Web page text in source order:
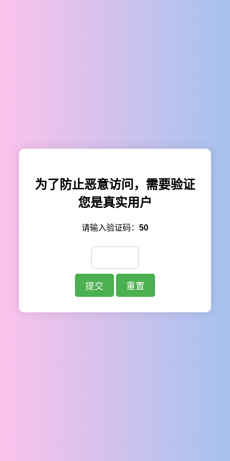
为了防止恶意访问，需要验证
您是真实用户
请输入验证码： 50
提交 重置